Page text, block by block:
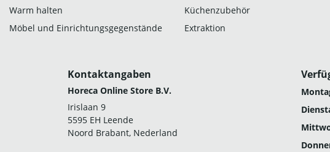
Warm halten Küchenzubehör
Möbel und Einrichtungsgegenstände Extraktion
Kontaktangaben
Horeca Online Store B.V.
Irislaan 9
5595 EH Leende
Noord Brabant, Nederland